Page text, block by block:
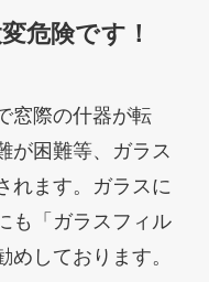
危険です！
窓際の什器が転
が困難等、ガラス
れます。ガラスに
も「ガラスフィル
しております。